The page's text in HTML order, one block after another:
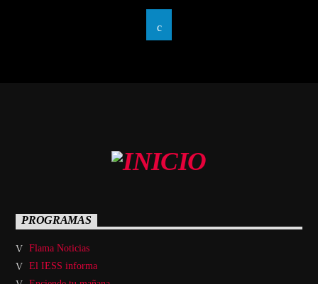
PROGRAMAS
Flama Noticias
El IESS informa